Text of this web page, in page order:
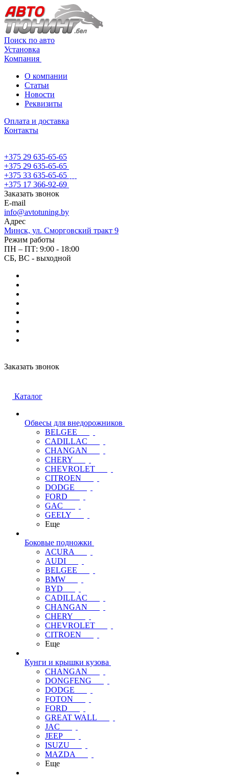
Поиск по авто
Установка
Компания
О компании
Статьи
Новости
Реквизиты
Оплата и доставка
Контакты
+375 29 635-65-65
+375 29 635-65-65
+375 33 635-65-65
+375 17 366-92-69
Заказать звонок
E-mail
info@avtotuning.by
Адрес
Минск, ул. Сморговский тракт 9
Режим работы
ПН – ПТ: 9:00 - 18:00
СБ, ВС - выходной
Заказать звонок
Каталог
Обвесы для внедорожников
BELGEE
CADILLAC
CHANGAN
CHERY
CHEVROLET
CITROEN
DODGE
FORD
GAC
GEELY
Еще
Боковые подножки
ACURA
AUDI
BELGEE
BMW
BYD
CADILLAC
CHANGAN
CHERY
CHEVROLET
CITROEN
Еще
Кунги и крышки кузова
CHANGAN
DONGFENG
DODGE
FOTON
FORD
GREAT WALL
JAC
JEEP
ISUZU
MAZDA
Еще